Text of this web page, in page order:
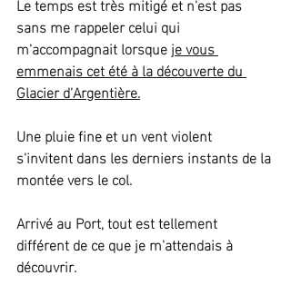
sans me rappeler celui qui
m'accompagnait lorsque je vous
emmenais cet été à la découverte du
Glacier d'Argentière.
Une pluie fine et un vent violent
s'invitent dans les derniers instants de la
montée vers le col.
Arrivé au Port, tout est tellement
différent de ce que je m'attendais à
découvrir.